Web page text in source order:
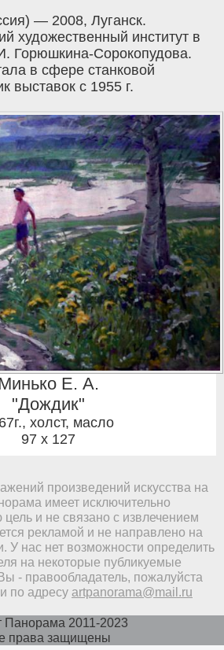
— 2008, Луганск.
художественный институт в
Горюшкина-Сорокопудова.
в сфере станковой
выставок с 1955 г.
Е. А.
"Дождик"
, холст, масло
97 x 127
произведений искусства на
имеет исключительно
и не связано с извлечением
рекламой и не направлено на
У нас нет возможности определить
на некоторые публикуемые
- правообладатель, пожалуйста
по адресу artpanorama@mail.ru
Панорама 2011-2023
права защищены